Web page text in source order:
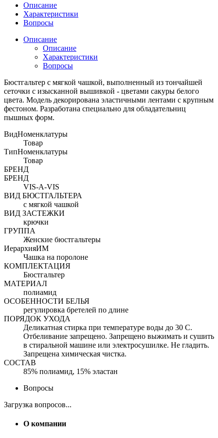
Описание
Характеристики
Вопросы
Описание
Описание
Характеристики
Вопросы
Бюстгальтер с мягкой чашкой, выполненный из тончайшей
сеточки с изысканной вышивкой - цветами сакуры белого
цвета. Модель декорирована эластичными лентами с крупным
фестоном. Разработана специально для обладательниц
пышных форм.
ВидНоменклатуры
Товар
ТипНоменклатуры
Товар
БРЕНД
БРЕНД
VIS-A-VIS
ВИД БЮСТГАЛЬТЕРА
с мягкой чашкой
ВИД ЗАСТЕЖКИ
крючки
ГРУППА
Женские бюстгальтеры
ИерархияИМ
Чашка на поролоне
КОМПЛЕКТАЦИЯ
Бюстгальтер
МАТЕРИАЛ
полиамид
ОСОБЕННОСТИ БЕЛЬЯ
регулировка бретелей по длине
ПОРЯДОК УХОДА
Деликатная стирка при температуре воды до 30 С.
Отбеливание запрещено. Запрещено выжимать и сушить
в стиральной машине или электросушилке. Не гладить.
Запрещена химическая чистка.
СОСТАВ
85% полиамид, 15% эластан
Вопросы
Загрузка вопросов...
О компании